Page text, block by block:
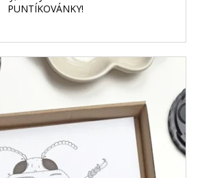
PUNTÍKOVÁNKY!